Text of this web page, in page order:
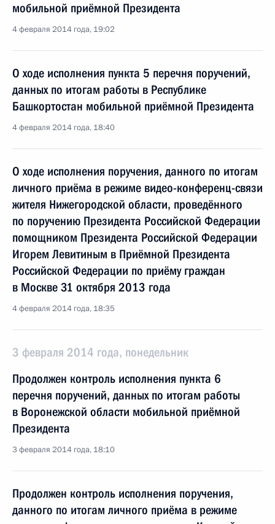
мобильной приёмной Президента
4 февраля 2014 года, 19:02
О ходе исполнения пункта 5 перечня поручений,
данных по итогам работы в Республике
Башкортостан мобильной приёмной Президента
4 февраля 2014 года, 18:40
О ходе исполнения поручения, данного по итогам
личного приёма в режиме видео-конференц-связи
жителя Нижегородской области, проведённого
по поручению Президента Российской Федерации
помощником Президента Российской Федерации
Игорем Левитиным в Приёмной Президента
Российской Федерации по приёму граждан
в Москве 31 октября 2013 года
4 февраля 2014 года, 18:35
3 февраля 2014 года, понедельник
Продолжен контроль исполнения пункта 6
перечня поручений, данных по итогам работы
в Воронежской области мобильной приёмной
Президента
3 февраля 2014 года, 18:10
Продолжен контроль исполнения поручения,
данного по итогам личного приёма в режиме